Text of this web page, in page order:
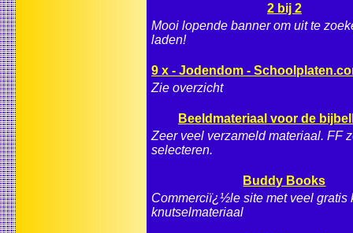
2 bij 2
Mooi lopende banner om uit te
laden!
9 x - Jodendom -
Zie overzicht
Beeldmateriaal voor de
Zeer veel verzameld materiaal. FF
selecteren.
Buddy Books
Commerciï¿½le site met veel gratis
knutselmateriaal